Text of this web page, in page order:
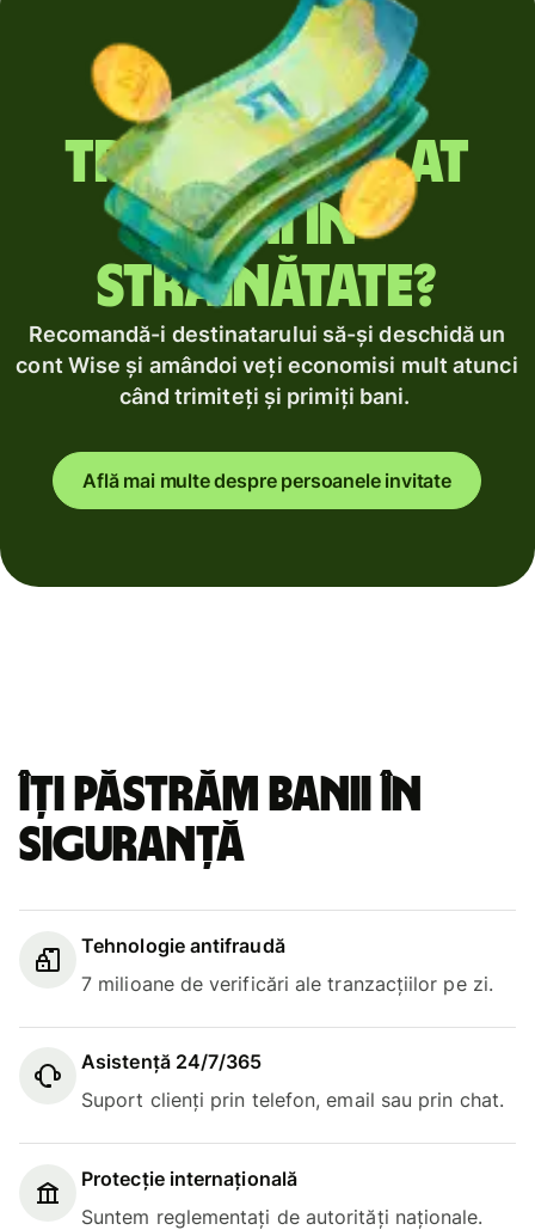
Trimiți regulat
bani în
străinătate?
Recomandă-i destinatarului să-și deschidă un
cont Wise și amândoi veți economisi mult atunci
când trimiteți și primiți bani.
Află mai multe despre persoanele invitate
Îți păstrăm banii în
siguranță
Tehnologie antifraudă
7 milioane de verificări ale tranzacțiilor pe zi.
Asistență 24/7/365
Suport clienți prin telefon, email sau prin chat.
Protecție internațională
Suntem reglementați de autorități naționale.